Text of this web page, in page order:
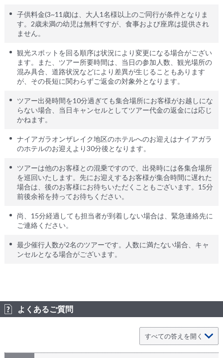
子供料金(3~11歳)は、大人1名様以上のご同行が条件となりま
す。2歳未満の幼児は無料ですが、食事および座席は提供され
ません。
観光スポットを回る順序は状況により変更になる場合がござい
ます。また、ツアー所要時間は、当日の参加人数、観光場所の
混み具合、道路状況などにより差異が生じることもあります
が、その長短に関わらずご返金の対象外となります。
ツアー出発時間を10分過ぎても集合場所にお客様がお越しにな
らない場合、当日キャンセルとしてツアー代金の返金には応じ
かねます。
ナイアガラオンザレイク地区のホテルへのお迎えはナイアガラ
のホテルのお迎えより30分後となります。
ツアーは他のお客様との混乗ですので、出発時には各集合場所
を巡回いたします。先にお迎えするお客様が集合時間に遅れた
場合は、後のお客様にお待ちいただくこともございます。15分
前後余裕を持ってお待ちください。
尚、15分経過しても担当者が到着しない場合は、緊急連絡先に
ご連絡ください。
最少催行人数が2名のツアーです。人数に満たない場合、キャ
ンセルとなる場合がございます。
よくあるご質問